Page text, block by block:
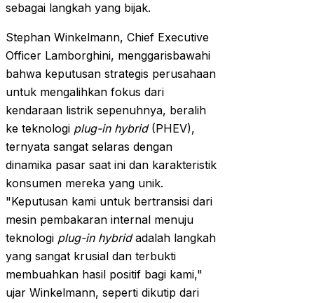
sebagai langkah yang bijak.
Stephan Winkelmann, Chief Executive
Officer Lamborghini, menggarisbawahi
bahwa keputusan strategis perusahaan
untuk mengalihkan fokus dari
kendaraan listrik sepenuhnya, beralih
ke teknologi plug-in hybrid(PHEV),
ternyata sangat selaras dengan
dinamika pasar saat ini dan karakteristik
konsumen mereka yang unik.
"Keputusan kami untuk bertransisi dari
mesin pembakaran internal menuju
teknologi plug-in hybridadalah langkah
yang sangat krusial dan terbukti
membuahkan hasil positif bagi kami,"
ujar Winkelmann, seperti dikutip dari